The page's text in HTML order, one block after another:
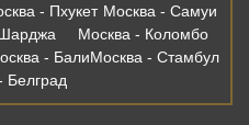
- Пхукет Москва - Самуи
Москва - Коломбо
- БалиМосква - Стамбул
Белград